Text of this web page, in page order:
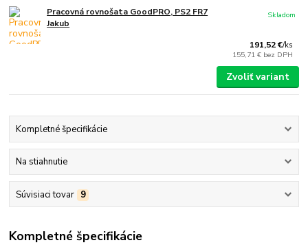
Pracovná rovnošata GoodPRO, PS2 FR7
Jakub
191,52 €/ks
155,71 € bez DPH
Skladom
Zvoliť variant
Kompletné špecifikácie
Na stiahnutie
Súvisiaci tovar 9
Kompletné špecifikácie